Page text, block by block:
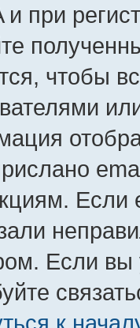
и при
чтобы
Если
Если вы
к